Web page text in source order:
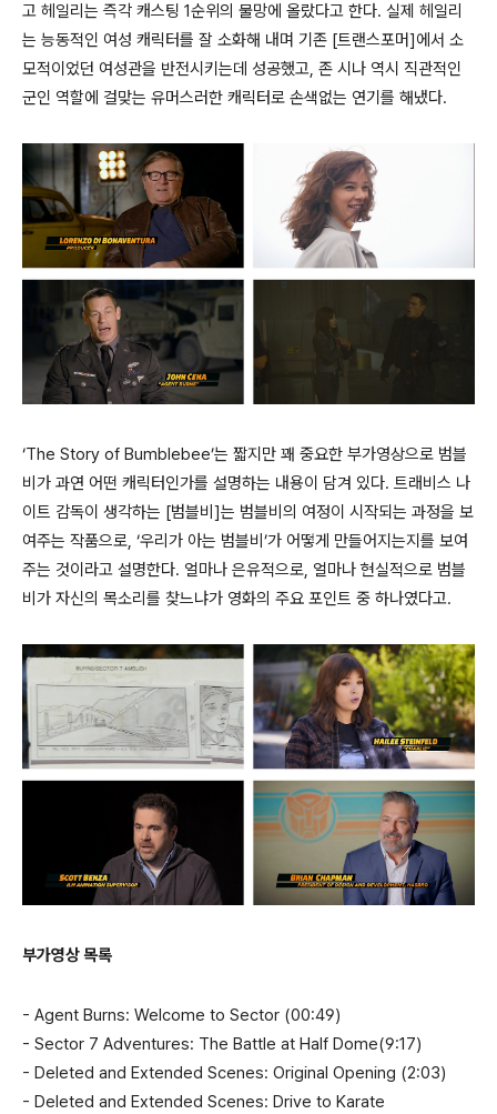
고 헤일리는 즉각 캐스팅 1순위의 물망에 올랐다고 한다. 실제 헤일리
는 능동적인 여성 캐릭터를 잘 소화해 내며 기존 [트랜스포머]에서 소
모적이었던 여성관을 반전시키는데 성공했고, 존 시나 역시 직관적인
군인 역할에 걸맞는 유머스러한 캐릭터로 손색없는 연기를 해냈다.
‘The Story of Bumblebee’는 짧지만 꽤 중요한 부가영상으로 범블
비가 과연 어떤 캐릭터인가를 설명하는 내용이 담겨 있다. 트래비스 나
이트 감독이 생각하는 [범블비]는 범블비의 여정이 시작되는 과정을 보
여주는 작품으로, ‘우리가 아는 범블비’가 어떻게 만들어지는지를 보여
주는 것이라고 설명한다. 얼마나 은유적으로, 얼마나 현실적으로 범블
비가 자신의 목소리를 찾느냐가 영화의 주요 포인트 중 하나였다고.
부가영상 목록
- Agent Burns: Welcome to Sector (00:49)
- Sector 7 Adventures: The Battle at Half Dome(9:17)
- Deleted and Extended Scenes: Original Opening (2:03)
- Deleted and Extended Scenes: Drive to Karate